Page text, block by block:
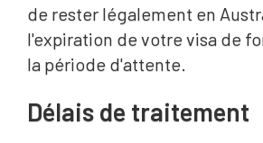
de rester légalement en
l'expiration de votre visa de
la période d'attente.
Délais de traitement